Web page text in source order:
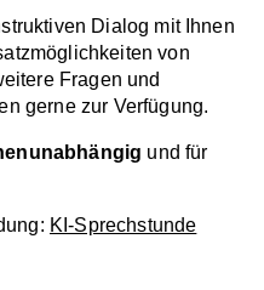
Dialog mit Ihnen
von
Fragen und
gerne zur Verfügung.
und für
KI-Sprechstunde